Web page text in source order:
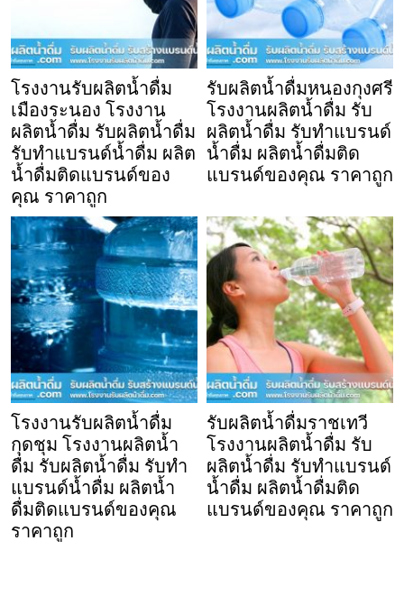
โรงงานรับผลิตน้ำดื่ม
เมืองระนอง โรงงาน
ผลิตน้ำดื่ม รับผลิตน้ำดื่ม
รับทำแบรนด์น้ำดื่ม ผลิต
น้ำดื่มติดแบรนด์ของ
คุณ ราคาถูก
รับผลิตน้ำดื่มหนองกุงศรี
โรงงานผลิตน้ำดื่ม รับ
ผลิตน้ำดื่ม รับทำแบรนด์
น้ำดื่ม ผลิตน้ำดื่มติด
แบรนด์ของคุณ ราคาถูก
โรงงานรับผลิตน้ำดื่ม
กุดชุม โรงงานผลิตน้ำ
ดื่ม รับผลิตน้ำดื่ม รับทำ
แบรนด์น้ำดื่ม ผลิตน้ำ
ดื่มติดแบรนด์ของคุณ
ราคาถูก
รับผลิตน้ำดื่มราชเทวี
โรงงานผลิตน้ำดื่ม รับ
ผลิตน้ำดื่ม รับทำแบรนด์
น้ำดื่ม ผลิตน้ำดื่มติด
แบรนด์ของคุณ ราคาถูก